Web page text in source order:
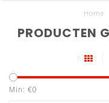
Home
PRODUCTEN
Min: €0